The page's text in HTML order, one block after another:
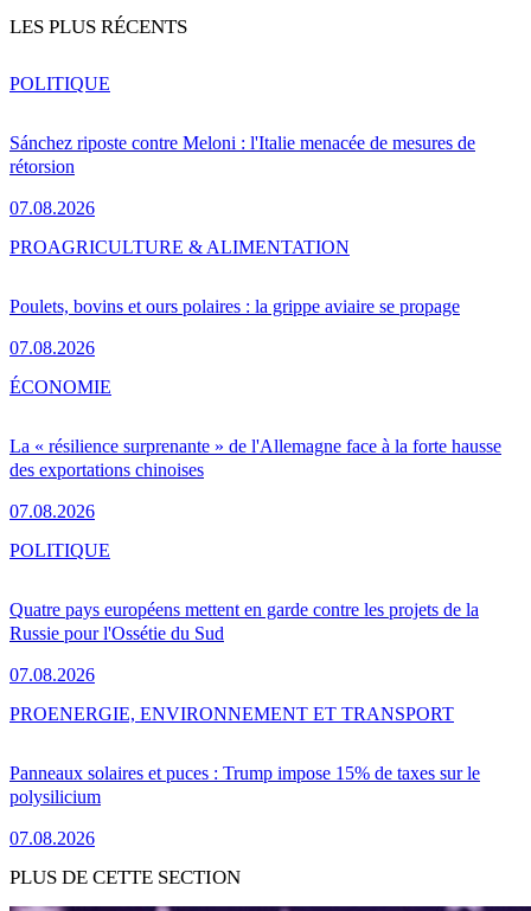
LES PLUS RÉCENTS
Sánchez riposte contre Meloni : l'Italie menacée de mesures de
rétorsion
07.08.2026
POLITIQUE
Poulets, bovins et ours polaires : la grippe aviaire se propage
07.08.2026
PROAGRICULTURE & ALIMENTATION
La « résilience surprenante » de l'Allemagne face à la forte hausse
des exportations chinoises
07.08.2026
ÉCONOMIE
Quatre pays européens mettent en garde contre les projets de la
Russie pour l'Ossétie du Sud
07.08.2026
POLITIQUE
Panneaux solaires et puces : Trump impose 15% de taxes sur le
polysilicium
07.08.2026
PROENERGIE, ENVIRONNEMENT ET TRANSPORT
PLUS DE CETTE SECTION